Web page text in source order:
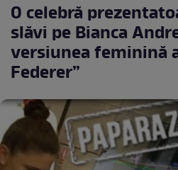
O celebră
slăvi pe Bianca
versiunea feminină
Federer”